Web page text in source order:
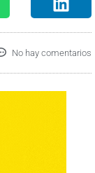
No hay comentarios